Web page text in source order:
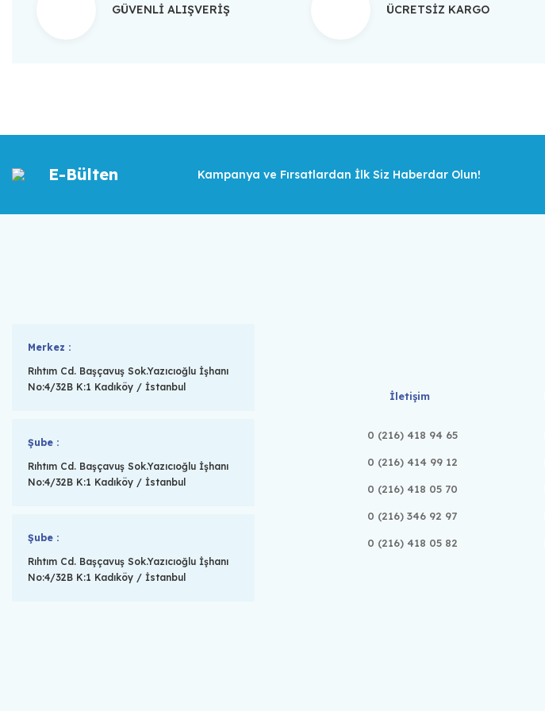
GÜVENLİ ALIŞVERİŞ ÜCRETSİZ KARGO
E-Bülten Kampanya ve Fırsatlardan İlk Siz Haberdar Olun!
Merkez :
Rıhtım Cd. Başçavuş Sok.Yazıcıoğlu İşhanı
No:4/32B K:1 Kadıköy / İstanbul
Şube :
Rıhtım Cd. Başçavuş Sok.Yazıcıoğlu İşhanı
No:4/32B K:1 Kadıköy / İstanbul
Şube :
Rıhtım Cd. Başçavuş Sok.Yazıcıoğlu İşhanı
No:4/32B K:1 Kadıköy / İstanbul
İletişim
0 (216) 418 94 65
0 (216) 414 99 12
0 (216) 418 05 70
0 (216) 346 92 97
0 (216) 418 05 82